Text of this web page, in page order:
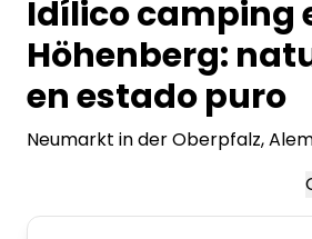
Idílico camping
Höhenberg:
en estado puro
Neumarkt in der Oberpfalz,